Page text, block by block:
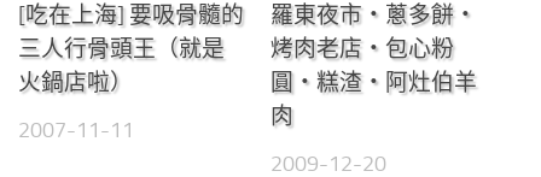
[吃在上海] 要吸骨髓的
三人行骨頭王（就是
火鍋店啦）
2007-11-11
羅東夜市‧蔥多餅‧
烤肉老店‧包心粉
圓‧糕渣‧阿灶伯羊
肉
2009-12-20